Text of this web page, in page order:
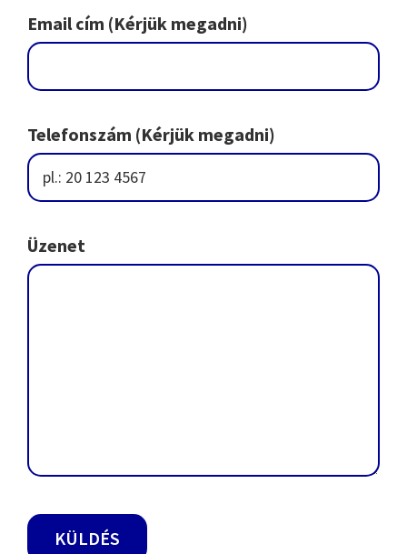
Email cím (Kérjük megadni)
Telefonszám (Kérjük megadni)
Üzenet